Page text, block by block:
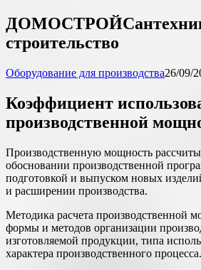
строительство
Оборудование для производства26/09/
Коэффициент
производственной
Производственную мощность
обосновании производственной
подготовкой и выпуском новых
и расширении про­изводства.
Методика расчета производственной
формы и методов организации
изготовляемой продукции, типа
характера производственного процесса.